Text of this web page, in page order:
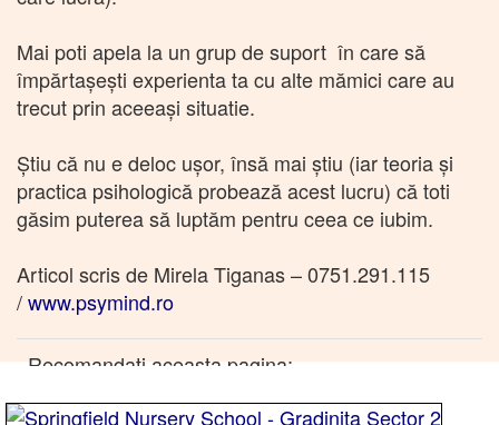
Mai poti apela la un grup de suport în care să
împărtașești experienta ta cu alte mămici care au
trecut prin aceeași situatie.
Știu că nu e deloc ușor, însă mai știu (iar teoria și
practica psihologică probează acest lucru) că toti
găsim puterea să luptăm pentru ceea ce iubim.
Articol scris de Mirela Tiganas – 0751.291.115
/www.psymind.ro
Recomandati aceasta pagina: